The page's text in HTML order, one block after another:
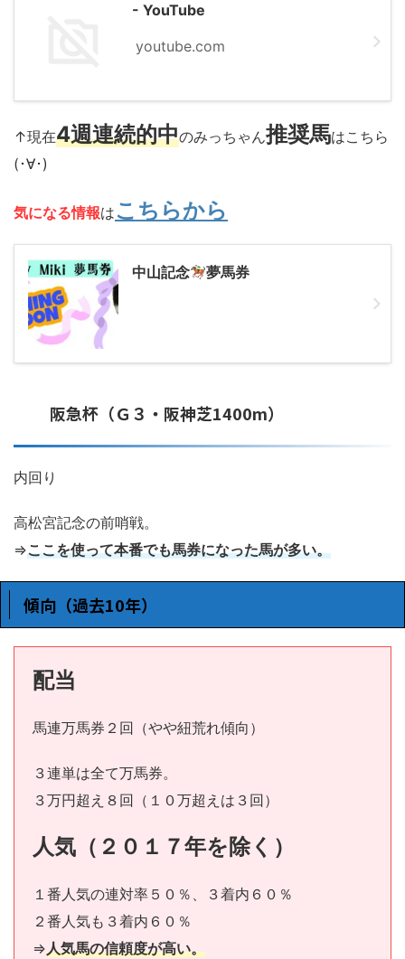
- YouTube
youtube.com
↑現在4週連続的中のみっちゃん推奨馬はこちら
(･∀･)
気になる情報はこちらから
中山記念 夢馬券
阪急杯（Ｇ３・阪神芝1400m）
内回り
高松宮記念の前哨戦。
⇒ここを使って本番でも馬券になった馬が多い。
傾向（過去10年）
配当
馬連万馬券２回（やや紐荒れ傾向）
３連単は全て万馬券。
３万円超え８回（１０万超えは３回）
人気（２０１７年を除く）
１番人気の連対率５０％、３着内６０％
２番人気も３着内６０％
⇒人気馬の信頼度が高い。